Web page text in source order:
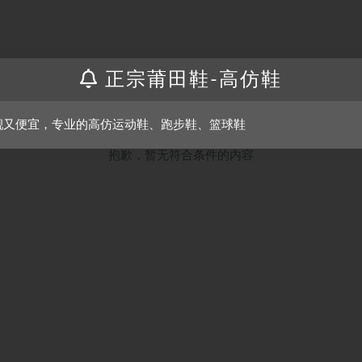
抱歉，暂无符合条件的内容
正宗莆田鞋-高仿鞋
又便宜，专业的高仿运动鞋、跑步鞋、篮球鞋